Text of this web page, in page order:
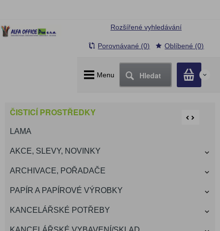
Menu Hledat 0
Rozšířené vyhledávání
Porovnávané (0) Oblíbené (0)
ČISTICÍ PROSTŘEDKY
LAMA
AKCE, SLEVY, NOVINKY
ARCHIVACE, POŘADAČE
PAPÍR A PAPÍROVÉ VÝROBKY
KANCELÁŘSKÉ POTŘEBY